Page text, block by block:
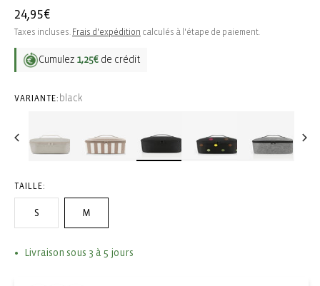
Prix
habituel
24,95€
Taxes incluses. Frais d'expédition calculés à l'étape de paiement.
Cumulez 1,25€ de crédit
VARIANTE: black
TAILLE:
S M
Livraison sous 3 à 5 jours